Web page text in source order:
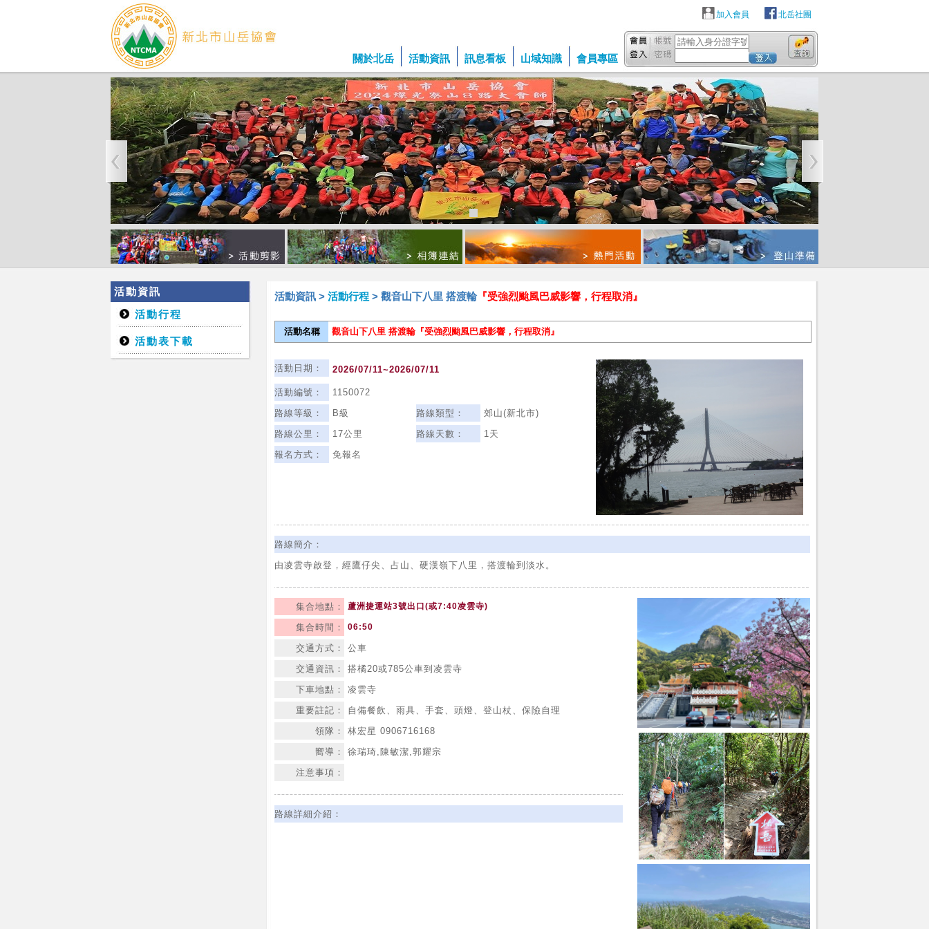
北岳社團
加入會員
會員專區
山域知識
訊息看板
活動資訊
關於北岳
活動資訊
活動行程
活動表下載
活動資訊 > 活動行程> 觀音山下八里 搭渡輪『受強烈颱風巴威影響，行程取消』
活動名稱 觀音山下八里 搭渡輪 『受強烈颱風巴威影響，行程取消』
活動日期： 2026/07/11~2026/07/11
活動編號：
1150072
路線等級：
B級 路線類型：
郊山(新北市)
路線公里：
17公里 路線天數：
1天
報名方式：
免報名
路線簡介：
由凌雲寺啟登，經鷹仔尖、占山、硬漢嶺下八里，搭渡輪到淡水。
集合地點： 蘆洲捷運站3號出口(或7:40凌雲寺)
集合時間： 06:50
交通方式：
公車
交通資訊：
搭橘20或785公車到凌雲寺
下車地點：
凌雲寺
重要註記：
自備餐飲、雨具、手套、頭燈、登山杖、保險自理
領隊：
林宏星 0906716168
嚮導：
徐瑞琦,陳敏潔,郭耀宗
注意事項：
路線詳細介紹：